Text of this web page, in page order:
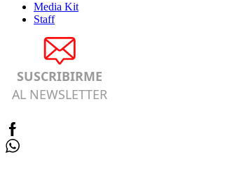
Media Kit
Staff
SUSCRIBIRME
AL NEWSLETTER